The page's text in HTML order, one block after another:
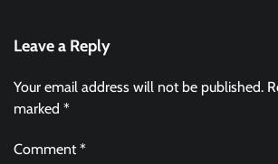
Leave a Reply
Your email address will not be published.
marked *
Comment*